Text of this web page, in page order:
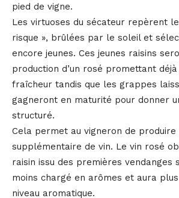
pied de vigne.
Les virtuoses du sécateur repèrent
risque », brûlées par le soleil et
encore jeunes. Ces jeunes raisins
production d’un rosé promettant
fraîcheur tandis que les grappes
gagneront en maturité pour donner
structuré.
Cela permet au vigneron de produire
supplémentaire de vin. Le vin rosé
raisin issu des premières vendanges
moins chargé en arômes et aura
niveau aromatique.